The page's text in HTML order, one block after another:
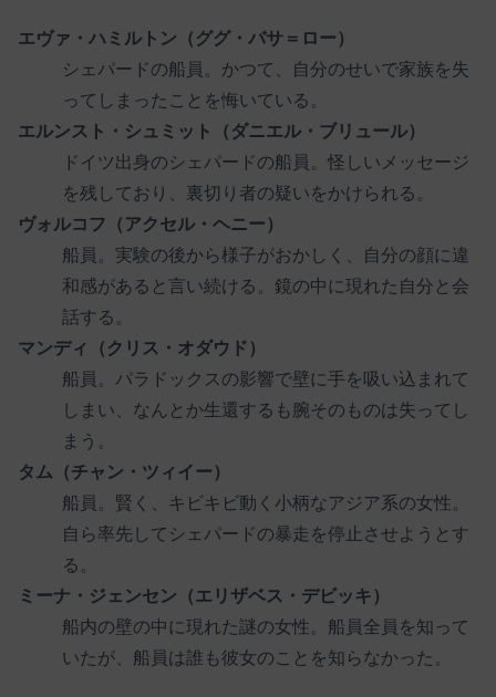
エヴァ・ハミルトン（ググ・バサ＝ロー）
シェパードの船員。かつて、自分のせいで家族を失
ってしまったことを悔いている。
エルンスト・シュミット（ダニエル・ブリュール）
ドイツ出身のシェパードの船員。怪しいメッセージ
を残しており、裏切り者の疑いをかけられる。
ヴォルコフ（アクセル・ヘニー）
船員。実験の後から様子がおかしく、自分の顔に違
和感があると言い続ける。鏡の中に現れた自分と会
話する。
マンディ（クリス・オダウド）
船員。パラドックスの影響で壁に手を吸い込まれて
しまい、なんとか生還するも腕そのものは失ってし
まう。
タム（チャン・ツィイー）
船員。賢く、キビキビ動く小柄なアジア系の女性。
自ら率先してシェパードの暴走を停止させようとす
る。
ミーナ・ジェンセン（エリザベス・デビッキ）
船内の壁の中に現れた謎の女性。船員全員を知って
いたが、船員は誰も彼女のことを知らなかった。